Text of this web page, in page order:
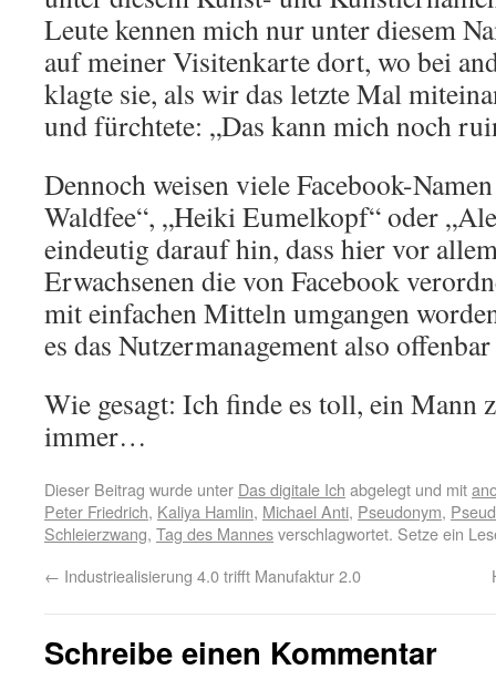
Leute kennen mich nur unter diesem
auf meiner Visitenkarte dort, wo bei
klagte sie, als wir das letzte Mal
und fürchtete: „Das kann mich noch
Dennoch weisen viele Facebook-
Waldfee“, „Heiki Eumelkopf“ oder
eindeutig darauf hin, dass hier vor
Erwachsenen die von Facebook
mit einfachen Mitteln umgangen
es das Nutzermanagement also
Wie gesagt: Ich finde es toll, ein Mann
immer…
Dieser Beitrag wurde unter Das digitale Ich abgelegt und mit
Peter Friedrich, Kaliya Hamlin, Michael Anti, Pseudonym,
Schleierzwang, Tag des Mannesverschlagwortet. Setze ein
← Industriealisierung 4.0 trifft Manufaktur 2.0
Schreibe einen Kommentar